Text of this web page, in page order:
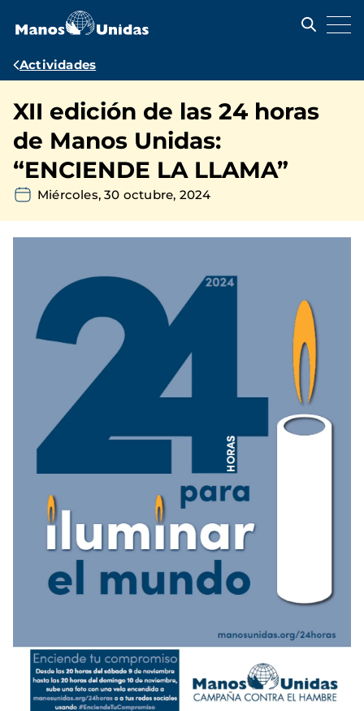
contenido
Ruta
navegación
Actividades
XII edición de las 24 horas
de Manos Unidas:
“ENCIENDE LA LLAMA”
Miércoles, 30 octubre, 2024